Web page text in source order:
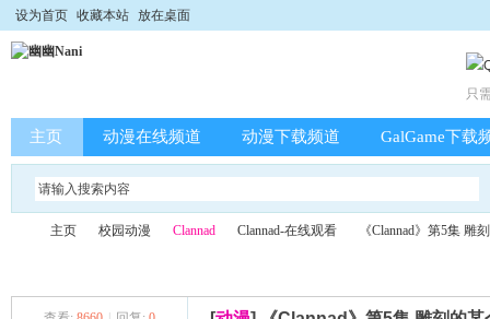
设为首页 收藏本站 放在桌面
只
主页 动漫在线频道 动漫下载频道 GalGame下载
主页 校园动漫 Clannad Clannad-在线观看 《Clannad》第5集 雕